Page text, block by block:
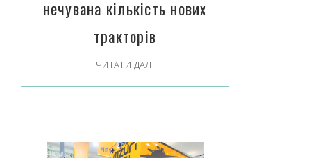
нечувана кількість нових
тракторів
ЧИТАТИ ДАЛІ